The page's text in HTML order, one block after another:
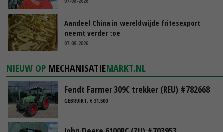
Aandeel China in wereldwijde fritesexport
neemt verder toe
07-08-2026
NIEUW OP MECHANISATIEMARKT.NL
Fendt Farmer 309C trekker (REU) #782668
GEBRUIKT, € 31.500